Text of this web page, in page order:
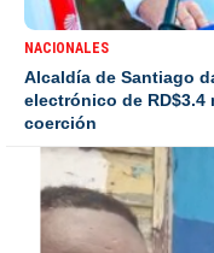
NACIONALES
Alcaldía de Santiago
electrónico de
coerción